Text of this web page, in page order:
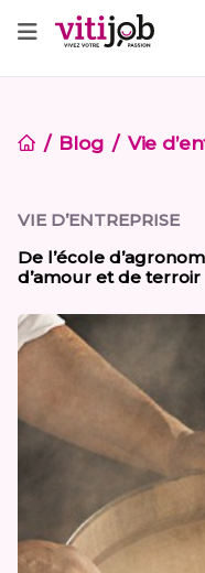
Blog Vie
VIE D’ENTREPRISE
De l’école
d’amour et de terroir